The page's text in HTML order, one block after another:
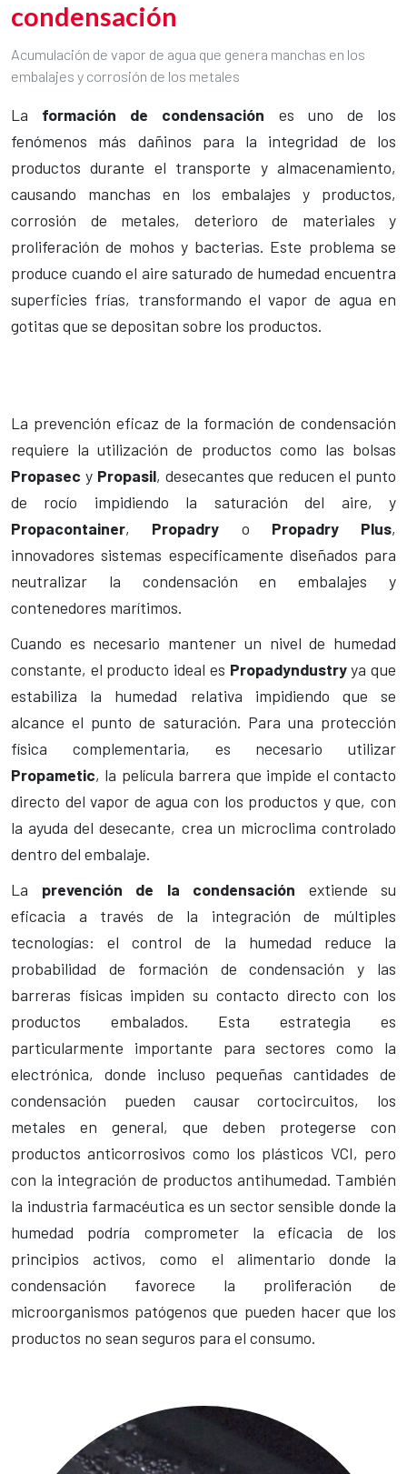
condensación
Acumulación de vapor de agua que genera manchas en los
embalajes y corrosión de los metales
La formación de condensación es uno de los
fenómenos más dañinos para la integridad de los
productos durante el transporte y almacenamiento,
causando manchas en los embalajes y productos,
corrosión de metales, deterioro de materiales y
proliferación de mohos y bacterias. Este problema se
produce cuando el aire saturado de humedad encuentra
superficies frías, transformando el vapor de agua en
gotitas que se depositan sobre los productos.
La prevención eficaz de la formación de condensación
requiere la utilización de productos como las bolsas
Propasec yPropasil, desecantes que reducen el punto
de rocío impidiendo la saturación del aire, y
Propacontainer, Propadry o Propadry Plus,
innovadores sistemas específicamente diseñados para
neutralizar la condensación en embalajes y
contenedores marítimos.
Cuando es necesario mantener un nivel de humedad
constante, el producto ideal es Propadyndustryya que
estabiliza la humedad relativa impidiendo que se
alcance el punto de saturación. Para una protección
física complementaria, es necesario utilizar
Propametic, la película barrera que impide el contacto
directo del vapor de agua con los productos y que, con
la ayuda del desecante, crea un microclima controlado
dentro del embalaje.
La prevención de la condensación extiende su
eficacia a través de la integración de múltiples
tecnologías: el control de la humedad reduce la
probabilidad de formación de condensación y las
barreras físicas impiden su contacto directo con los
productos embalados. Esta estrategia es
particularmente importante para sectores como la
electrónica, donde incluso pequeñas cantidades de
condensación pueden causar cortocircuitos, los
metales en general, que deben protegerse con
productos anticorrosivos como los plásticos VCI, pero
con la integración de productos antihumedad. También
la industria farmacéutica es un sector sensible donde la
humedad podría comprometer la eficacia de los
principios activos, como el alimentario donde la
condensación favorece la proliferación de
microorganismos patógenos que pueden hacer que los
productos no sean seguros para el consumo.